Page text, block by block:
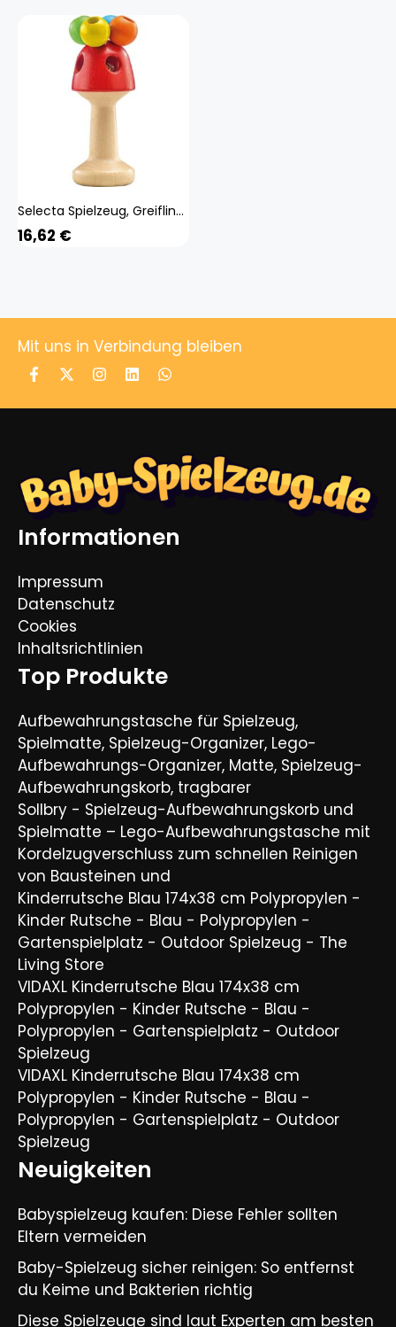
Selecta Spielzeug, Greifling, Stielgreifling Girali
16,62 €
Mit uns in Verbindung bleiben
Informationen
Impressum
Datenschutz
Cookies
Inhaltsrichtlinien
Top Produkte
Aufbewahrungstasche für Spielzeug,
Spielmatte, Spielzeug-Organizer, Lego-
Aufbewahrungs-Organizer, Matte, Spielzeug-
Aufbewahrungskorb, tragbarer
Sollbry - Spielzeug-Aufbewahrungskorb und
Spielmatte – Lego-Aufbewahrungstasche mit
Kordelzugverschluss zum schnellen Reinigen
von Bausteinen und
Kinderrutsche Blau 174x38 cm Polypropylen -
Kinder Rutsche - Blau - Polypropylen -
Gartenspielplatz - Outdoor Spielzeug - The
Living Store
VIDAXL Kinderrutsche Blau 174x38 cm
Polypropylen - Kinder Rutsche - Blau -
Polypropylen - Gartenspielplatz - Outdoor
Spielzeug
VIDAXL Kinderrutsche Blau 174x38 cm
Polypropylen - Kinder Rutsche - Blau -
Polypropylen - Gartenspielplatz - Outdoor
Spielzeug
Neuigkeiten
Babyspielzeug kaufen: Diese Fehler sollten
Eltern vermeiden
Baby-Spielzeug sicher reinigen: So entfernst
du Keime und Bakterien richtig
Diese Spielzeuge sind laut Experten am besten